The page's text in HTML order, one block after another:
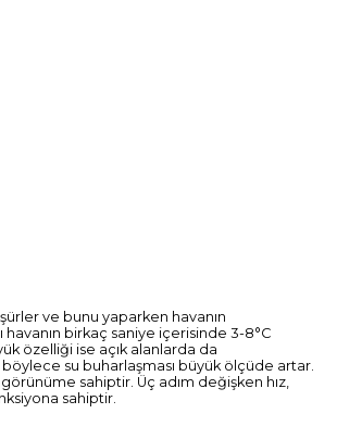
ve bunu yaparken havanın
birkaç saniye içerisinde 3-8°C
özelliği ise açık alanlarda da
böylece su buharlaşması büyük ölçüde artar.
görünüme sahiptir. Üç adım değişken hız,
sahiptir.